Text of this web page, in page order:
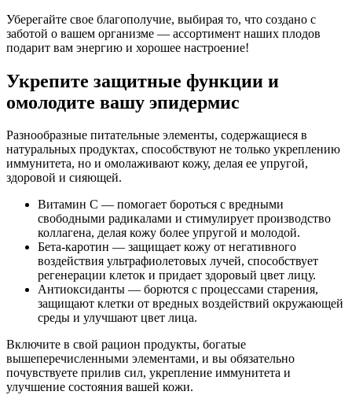
Уберегайте свое благополучие, выбирая то, что создано с
заботой о вашем организме — ассортимент наших плодов
подарит вам энергию и хорошее настроение!
Укрепите защитные функции и
омолодите вашу эпидермис
Разнообразные питательные элементы, содержащиеся в
натуральных продуктах, способствуют не только укреплению
иммунитета, но и омолаживают кожу, делая ее упругой,
здоровой и сияющей.
Витамин С — помогает бороться с вредными
свободными радикалами и стимулирует производство
коллагена, делая кожу более упругой и молодой.
Бета-каротин — защищает кожу от негативного
воздействия ультрафиолетовых лучей, способствует
регенерации клеток и придает здоровый цвет лицу.
Антиоксиданты — борются с процессами старения,
защищают клетки от вредных воздействий окружающей
среды и улучшают цвет лица.
Включите в свой рацион продукты, богатые
вышеперечисленными элементами, и вы обязательно
почувствуете прилив сил, укрепление иммунитета и
улучшение состояния вашей кожи.